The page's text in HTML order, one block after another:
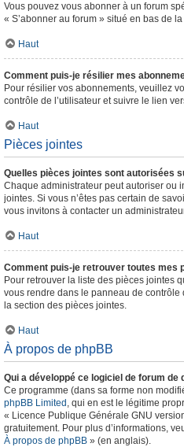
Vous pouvez vous abonner à un forum
« S’abonner au forum » situé en bas de
Haut
Comment puis-je résilier mes
Pour résilier vos abonnements, veuillez
contrôle de l’utilisateur et suivre le lien
Haut
Pièces jointes
Quelles pièces jointes sont autorisées
Chaque administrateur peut autoriser ou
jointes. Si vous n’êtes pas certain de
vous invitons à contacter un
Haut
Comment puis-je retrouver toutes mes
Pour retrouver la liste des pièces jointes
vous rendre dans le panneau de contrôle
la section des pièces jointes.
Haut
À propos de phpBB
Qui a développé ce logiciel de forum de
Ce programme (dans sa forme non
phpBB Limited , qui en est le légitime
« Licence Publique Générale GNU
gratuitement. Pour plus d’informations,
À propos de phpBB » (en anglais).